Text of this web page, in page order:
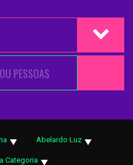
Abelardo Luz
Categoria